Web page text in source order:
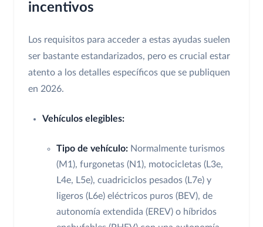
incentivos
Los requisitos para acceder a estas ayudas suelen
ser bastante estandarizados, pero es crucial estar
atento a los detalles específicos que se publiquen
en 2026.
Vehículos elegibles:
Tipo de vehículo: Normalmente turismos
(M1), furgonetas (N1), motocicletas (L3e,
L4e, L5e), cuadriciclos pesados (L7e) y
ligeros (L6e) eléctricos puros (BEV), de
autonomía extendida (EREV) o híbridos